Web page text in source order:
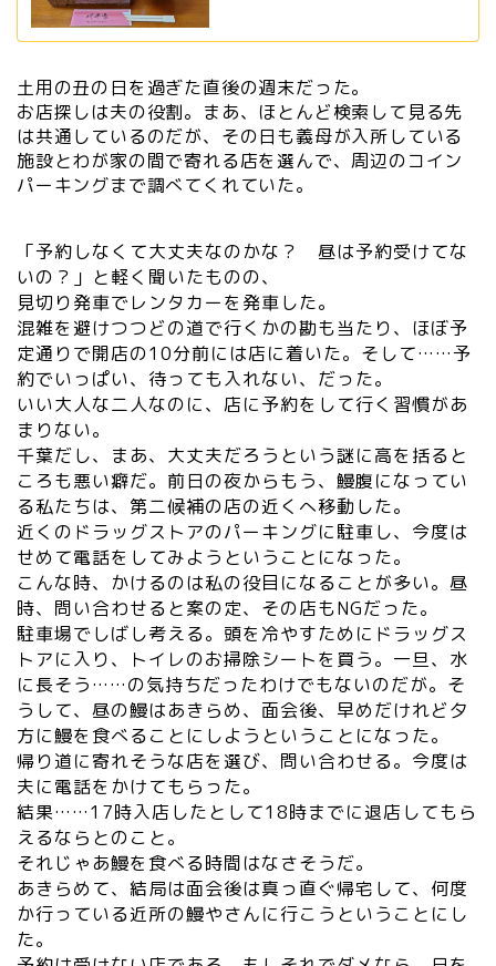
土用の丑の日を過ぎた直後の週末だった。
お店探しは夫の役割。まあ、ほとんど検索して見る先
は共通しているのだが、その日も義母が入所している
施設とわが家の間で寄れる店を選んで、周辺のコイン
パーキングまで調べてくれていた。
「予約しなくて大丈夫なのかな？ 昼は予約受けてな
いの？」と軽く聞いたものの、
見切り発車でレンタカーを発車した。
混雑を避けつつどの道で行くかの勘も当たり、ほぼ予
定通りで開店の10分前には店に着いた。そして……予
約でいっぱい、待っても入れない、だった。
いい大人な二人なのに、店に予約をして行く習慣があ
まりない。
千葉だし、まあ、大丈夫だろうという謎に高を括ると
ころも悪い癖だ。前日の夜からもう、鰻腹になってい
る私たちは、第二候補の店の近くへ移動した。
近くのドラッグストアのパーキングに駐車し、今度は
せめて電話をしてみようということになった。
こんな時、かけるのは私の役目になることが多い。昼
時、問い合わせると案の定、その店もNGだった。
駐車場でしばし考える。頭を冷やすためにドラッグス
トアに入り、トイレのお掃除シートを買う。一旦、水
に長そう……の気持ちだったわけでもないのだが。そ
うして、昼の鰻はあきらめ、面会後、早めだけれど夕
方に鰻を食べることにしようということになった。
帰り道に寄れそうな店を選び、問い合わせる。今度は
夫に電話をかけてもらった。
結果……17時入店したとして18時までに退店してもら
えるならとのこと。
それじゃあ鰻を食べる時間はなさそうだ。
あきらめて、結局は面会後は真っ直ぐ帰宅して、何度
か行っている近所の鰻やさんに行こうということにし
た。